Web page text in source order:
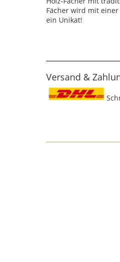
Fächer wird mit
ein Unikat!
Versand &